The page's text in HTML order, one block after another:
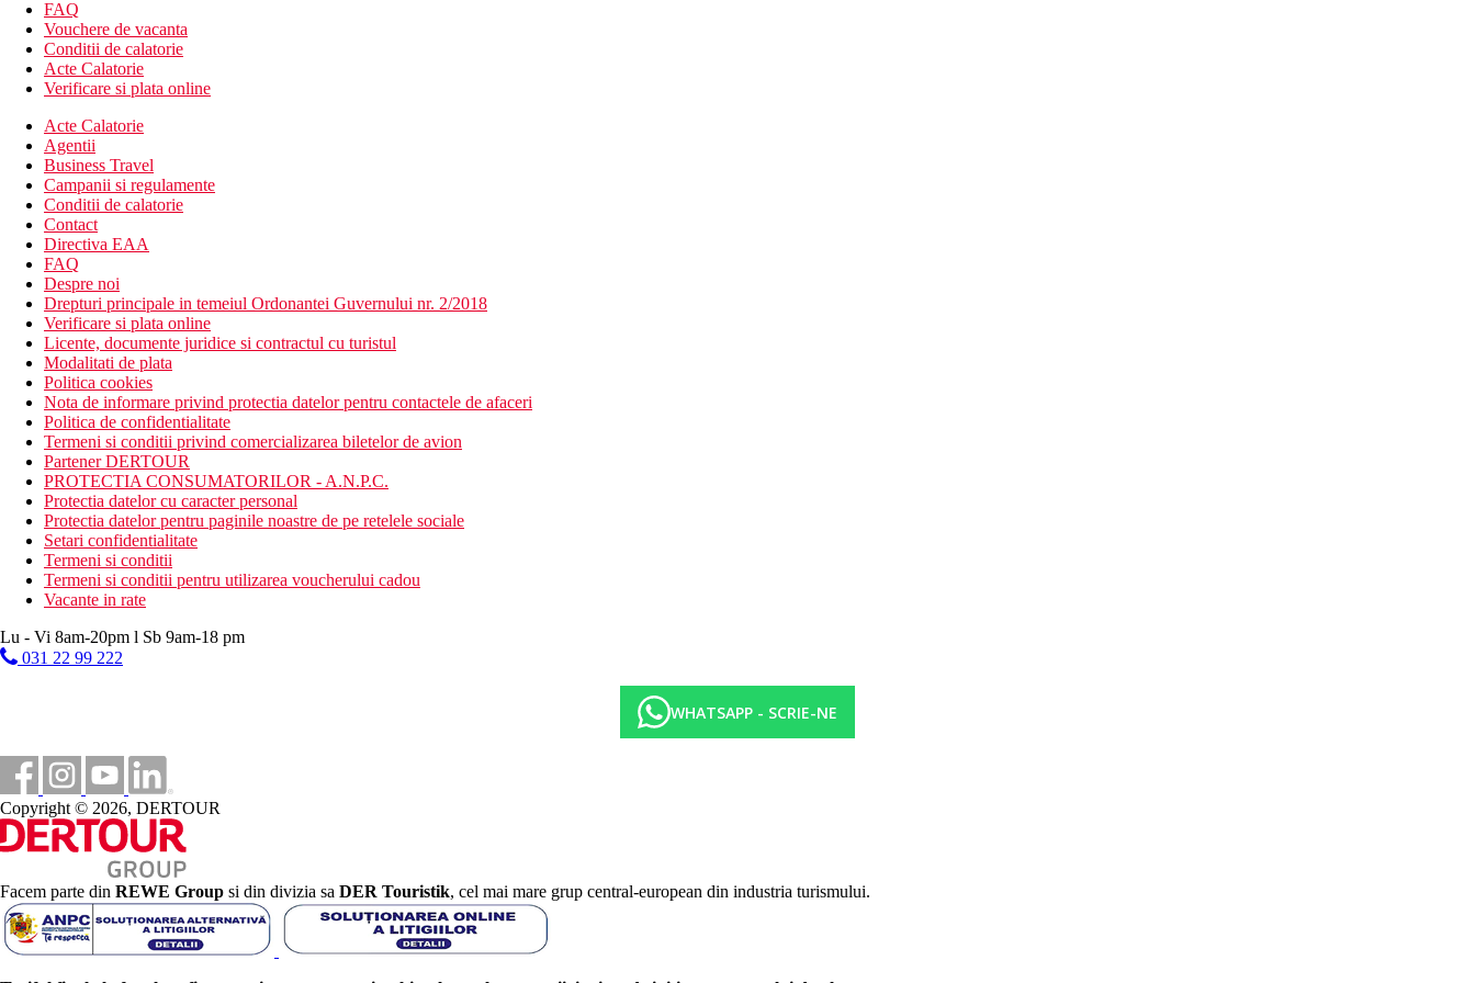
restaurantul principal
restaurant italian (1x per sejur gratuit, este necesara rezervare)
bar in receptie
bar langa piscina
Wi-Fi in intreaga cladire (gratuit)
magazine
coafor
4 piscine (sezlonguri, umbrele si prosoape gratuite)
piscina pentru copii
loc de joaca
mini club
Descrierea plajei
nisipos
intrarea in mare numai prin debarcader
sezlonguri, umbrele si prosoape gratuite
bar pe plaja
Activitati sportive gratuite
programe de animatie si programe de seara
gimnastica acvatica
petanque
volei pe plaja
polo
aerobic
fitness
yoga
Activitati sportive contra cost
centru SPA
sauna
jacuzzi
hamam
centru de scufundari
Gustare
In timpul zilei, o gustare usoara, cafea, ceai, produse de patiserie dulci
Restaurant a la carte (italian) - 1 x pe saptamana gratuit, este necesara rezervare
Bauturi alcoolice si nealcoolice alese de productie locala (10.00-24.00), vin la pranz si cina
Categoria oficiala
5 stele
Distanţe
FAQ
Vouchere de vacanta
Conditii de calatorie
Acte Calatorie
Verificare si plata online
Acte Calatorie
Agentii
Business Travel
Campanii si regulamente
Conditii de calatorie
Contact
Directiva EAA
FAQ
Despre noi
Drepturi principale in temeiul Ordonantei Guvernului nr. 2/2018
Verificare si plata online
Licente, documente juridice si contractul cu turistul
Modalitati de plata
Politica cookies
Nota de informare privind protectia datelor pentru contactele de afaceri
Politica de confidentialitate
Termeni si conditii privind comercializarea biletelor de avion
Partener DERTOUR
PROTECTIA CONSUMATORILOR - A.N.P.C.
Protectia datelor cu caracter personal
Protectia datelor pentru paginile noastre de pe retelele sociale
Setari confidentialitate
Termeni si conditii
Termeni si conditii pentru utilizarea voucherului cadou
Vacante in rate
Lu - Vi 8am-20pm l Sb 9am-18 pm
031 22 99 222
WHATSAPP - SCRIE-NE
Copyright © 2026, DERTOUR
Facem parte din REWE Group si din divizia sa DER Touristik, cel mai mare grup central-european din industria turismului.